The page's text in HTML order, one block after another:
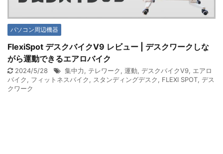
パソコン周辺機器
FlexiSpot デスクバイクV9 レビュー | デスクワークしな
がら運動できるエアロバイク
2024/5/28 集中力, テレワーク, 運動, デスクバイクV9, エアロ
バイク, フィットネスバイク, スタンディングデスク, FLEXI SPOT, デス
クワーク